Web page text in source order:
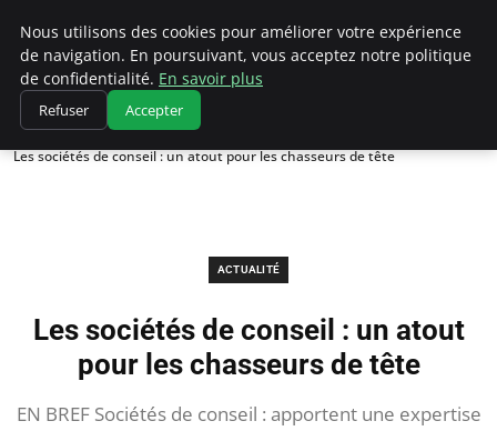
Chasseur De Tête
Accueil
Actualité
Les sociétés de conseil : un atout pour les chasseurs de tête
ACTUALITÉ
Les sociétés de conseil : un atout
pour les chasseurs de tête
EN BREF Sociétés de conseil : apportent une expertise
Nous utilisons des cookies pour améliorer votre expérience
de navigation. En poursuivant, vous acceptez notre politique
de confidentialité. En savoir plus
Refuser Accepter